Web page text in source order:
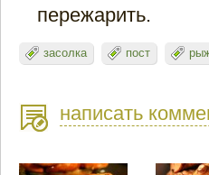
пережарить.
засолка пост
написать